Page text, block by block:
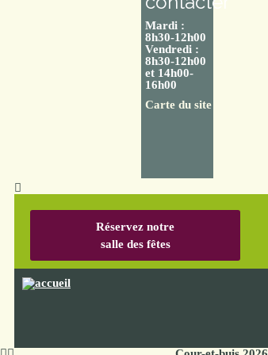
Mardi :
8h30-12h00
Vendredi :
8h30-12h00
et 14h00-
16h00
Carte du site
Réservez notre
salle des fêtes